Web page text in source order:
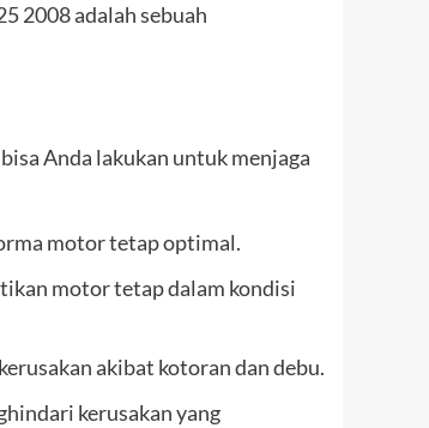
2008 adalah sebuah
Anda lakukan untuk menjaga
motor tetap optimal.
motor tetap dalam kondisi
akibat kotoran dan debu.
kerusakan yang